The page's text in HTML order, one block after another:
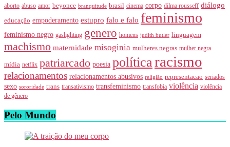
aborto abuso amor beyonce branquitude brasil cinema corpo dilma rousseff diálogo
educação empoderamento estupro falo e falo feminismo
feminismo negro gaslighting genero homens judith butler linguagem
machismo maternidade misoginia mulheres negras mulher negra
mídia netflix patriarcado poesia políticaracismo
relacionamentos relacionamentos abusivos religião representacao seriados
sexo sororidade trans transativismo transfeminismo transfobia violência violência
de gênero
Pelo Mundo